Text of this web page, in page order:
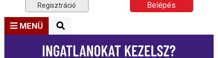
Regisztráció Belépés
MENÜ